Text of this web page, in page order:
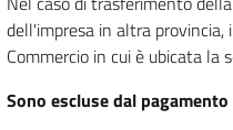
dell'impresa in altra
Commercio in cui è ubicata la
Sono escluse dal pagamento